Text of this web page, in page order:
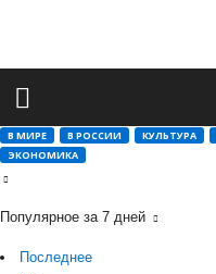
ж
х
с
о
т
В МИРЕ В РОССИИ КУЛЬТУРА
ЭКОНОМИКА
Популярное за 7 дней
Последнее